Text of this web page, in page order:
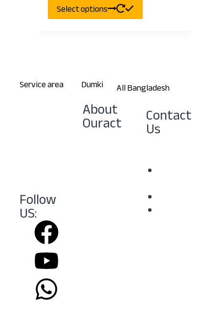
Select options
Service area Dumki All Bangladesh
Follow
US:
About
Ouract
Ouract Team
Contact
Us